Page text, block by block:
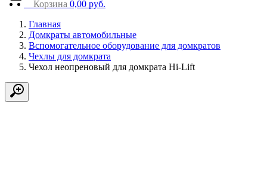
Корзина 0,00 руб.
Главная
Домкраты автомобильные
Вспомогательное оборудование для домкратов
Чехлы для домкрата
Чехол неопреновый для домкрата Hi-Lift